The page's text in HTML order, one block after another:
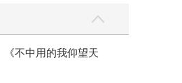
不中用的我仰望天